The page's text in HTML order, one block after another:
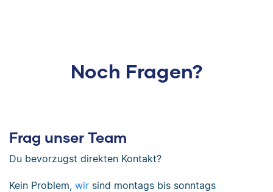
Noch Fragen?
Frag unser Team
Du bevorzugst direkten Kontakt?
Kein Problem, wir sind montags bis sonntags